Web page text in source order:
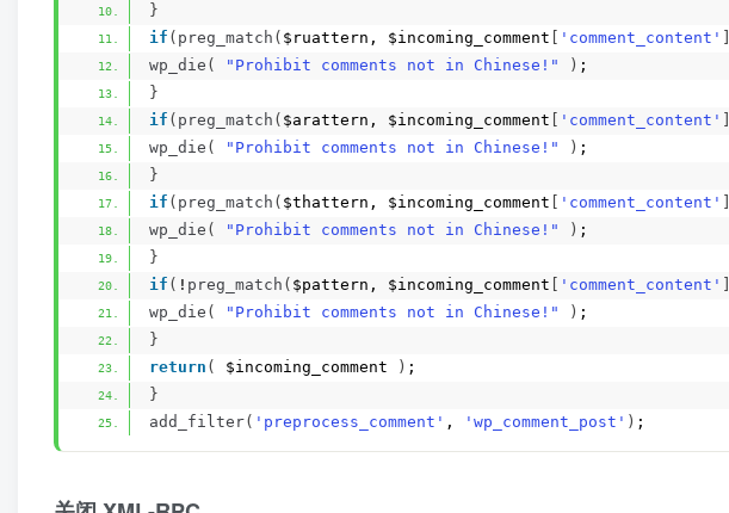
}
if ( preg_match ( $ruattern, $incoming_comment 'comment_content'
wp_die ( "Prohibit comments not in Chinese!" ) ;
}
if ( preg_match ( $arattern, $incoming_comment 'comment_content'
wp_die ( "Prohibit comments not in Chinese!" ) ;
}
if ( preg_match ( $thattern, $incoming_comment 'comment_content'
wp_die ( "Prohibit comments not in Chinese!" ) ;
}
if ( ! preg_match ( $pattern, $incoming_comment 'comment_content'
wp_die ( "Prohibit comments not in Chinese!" ) ;
}
return ( $incoming_comment ) ;
}
add_filter( 'preprocess_comment' , 'wp_comment_post' ) ;